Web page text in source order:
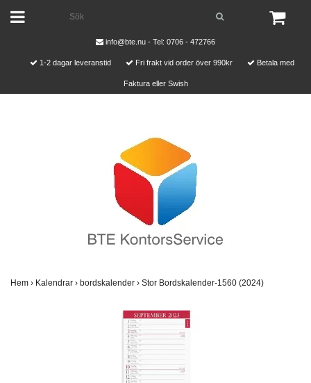
info@bte.nu - Tel: 0706 - 472766
1-2 dagar leveranstid Fri frakt vid order över 990kr Betala med
Faktura eller Swish
Hem › Kalendrar › bordskalender › Stor Bordskalender-1560 (2024)